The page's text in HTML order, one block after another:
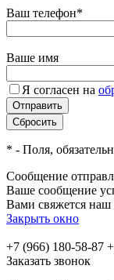
Ваш телефон*
Ваше имя
Я согласен на
* - Поля,
Сообщение
Ваше сообщение
Вами свяжется наш
Закрыть окно
+7 (966) 180-58-87
Заказать звонок